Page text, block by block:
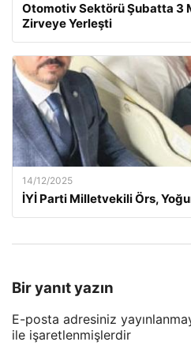
Otomotiv Sektörü Şubatta 3
Zirveye Yerleşti
14/12/2025
İYİ Parti Milletvekili Örs,
Bir yanıt yazın
E-posta adresiniz
ile işaretlenmişlerdir